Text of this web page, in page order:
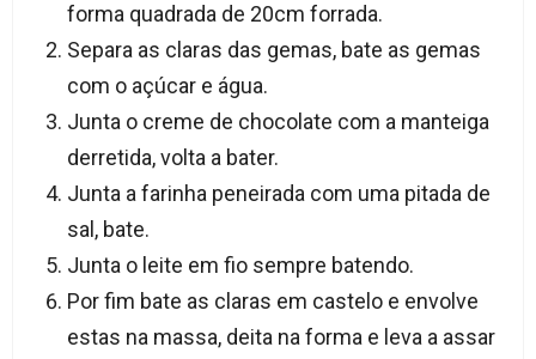
forma quadrada de 20cm forrada.
Separa as claras das gemas, bate as gemas
com o açúcar e água.
Junta o creme de chocolate com a manteiga
derretida, volta a bater.
Junta a farinha peneirada com uma pitada de
sal, bate.
Junta o leite em fio sempre batendo.
Por fim bate as claras em castelo e envolve
estas na massa, deita na forma e leva a assar